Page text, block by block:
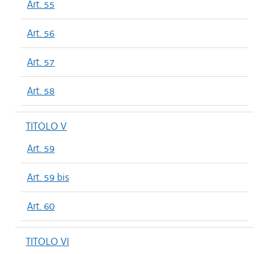
Art. 55
Art. 56
Art. 57
Art. 58
TITOLO V
Art. 59
Art. 59 bis
Art. 60
TITOLO VI